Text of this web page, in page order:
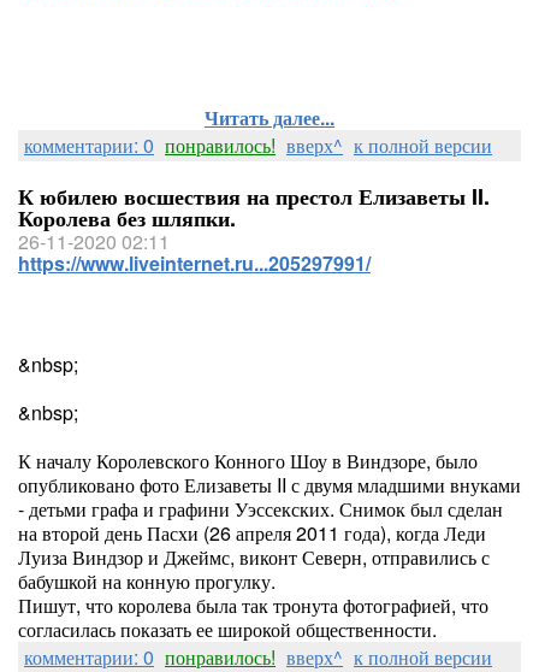
Читать далее...
комментарии: 0 понравилось! вверх^ к полной версии
К юбилею восшествия на престол Елизаветы II.
Королева без шляпки.
26-11-2020 02:11
https://www.liveinternet.ru...205297991/
&nbsp;
&nbsp;
К началу Королевского Конного Шоу в Виндзоре, было
опубликовано фото Елизаветы II с двумя младшими внуками
- детьми графа и графини Уэссекских. Снимок был сделан
на второй день Пасхи (26 апреля 2011 года), когда Леди
Луиза Виндзор и Джеймс, виконт Северн, отправились с
бабушкой на конную прогулку.
Пишут, что королева была так тронута фотографией, что
согласилась показать ее широкой общественности.
комментарии: 0 понравилось! вверх^ к полной версии